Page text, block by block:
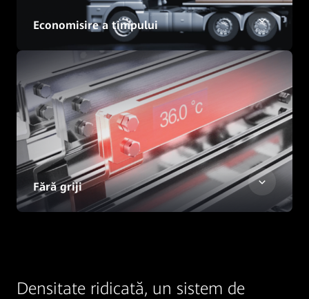
Economisire a timpului
Fără griji
Densitate ridicată, un sistem de